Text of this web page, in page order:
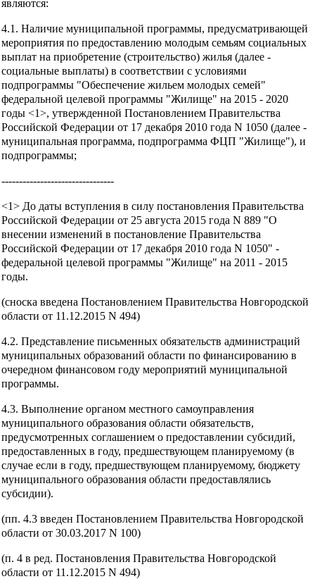
являются:
4.1. Наличие муниципальной программы, предусматривающей
мероприятия по предоставлению молодым семьям социальных
выплат на приобретение (строительство) жилья (далее -
социальные выплаты) в соответствии с условиями
подпрограммы "Обеспечение жильем молодых семей"
федеральной целевой программы "Жилище" на 2015 - 2020
годы <1>, утвержденной Постановлением Правительства
Российской Федерации от 17 декабря 2010 года N 1050 (далее -
муниципальная программа, подпрограмма ФЦП "Жилище"), и
подпрограммы;
--------------------------------
<1> До даты вступления в силу постановления Правительства
Российской Федерации от 25 августа 2015 года N 889 "О
внесении изменений в постановление Правительства
Российской Федерации от 17 декабря 2010 года N 1050" -
федеральной целевой программы "Жилище" на 2011 - 2015
годы.
(сноска введена Постановлением Правительства Новгородской
области от 11.12.2015 N 494)
4.2. Представление письменных обязательств администраций
муниципальных образований области по финансированию в
очередном финансовом году мероприятий муниципальной
программы.
4.3. Выполнение органом местного самоуправления
муниципального образования области обязательств,
предусмотренных соглашением о предоставлении субсидий,
предоставленных в году, предшествующем планируемому (в
случае если в году, предшествующем планируемому, бюджету
муниципального образования области предоставлялись
субсидии).
(пп. 4.3 введен Постановлением Правительства Новгородской
области от 30.03.2017 N 100)
(п. 4 в ред. Постановления Правительства Новгородской
области от 11.12.2015 N 494)